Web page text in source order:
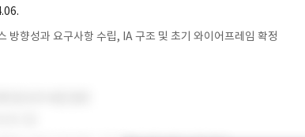
방향성과 요구사항 수립, IA 구조 및 초기 와이어프레임 확정